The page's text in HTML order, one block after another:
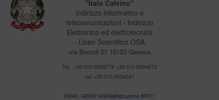
"Italo Calvino"
Indirizzo informatico e
telecomunicazioni - Indirizzo
Elettronico ed elettrotecnico
- Liceo Scientifico OSA
via Borzoli 21 16153 Genova
Tel. +39 010 6508778 +39 010 6504672
fax +39 010 6504241
EMAIL GEIS01400Q@istruzione.itPEC: